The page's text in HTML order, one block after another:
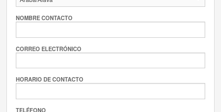
NOMBRE CONTACTO
CORREO ELECTRÓNICO
HORARIO DE CONTACTO
TELÉFONO